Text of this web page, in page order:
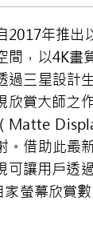
2017年推出
間，以4K畫
過三星設計
欣賞大師之
Matte
。借助此最
可讓用戶透
螢幕欣賞數